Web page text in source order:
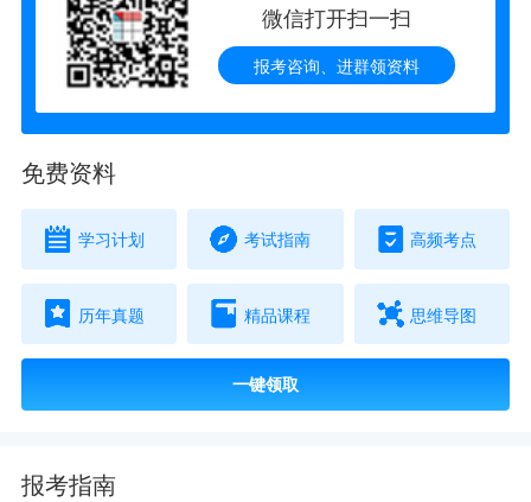
微信打开扫一扫
报考咨询、进群领资料
免费资料
学习计划 考试指南 高频考点
历年真题 精品课程 思维导图
一键领取
报考指南